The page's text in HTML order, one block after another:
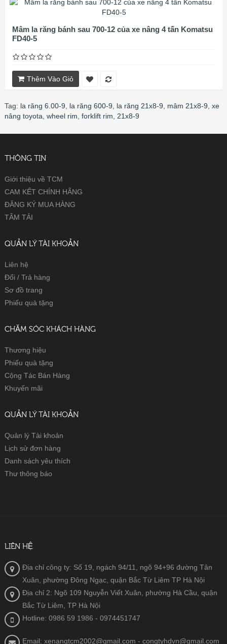
Mâm la răng bánh sau 700-12 của xe nâng 4 tấn Komatsu
FD40-5
Thêm Vào Giỏ
Tag: la răng 6.00-9, la răng 600-9, la răng 21x8-9, mâm 21x8-9, xe
nâng toyota, wheel rim, forklift rim, 21x8-9
THÔNG TIN
Giới thiệu về TCM
CAM KẾT CHÍNH HÃNG
ĐĂNG KÝ MUA HÀNG
TÂM TẢI
QUẢN LÝ TÀI KHOẢN
Liên hệ
Đổi / Trả hàng
Sơ đồ trang
Phiếu quà tặng
CHĂM SÓC KHÁCH HÀNG
Thương hiệu
Phiếu quà tặng
Cộng Tác Bán Hàng
Khuyến mãi
QUẢN LÝ TÀI KHOẢN
Quản lý Tài khoản
Lịch sử đơn hàng
Danh sách yêu thích
Thư thông báo
LIÊN HỆ
Địa chỉ công ty: Số 19, ngách 94/11, ngõ 94+96 đường Tân
Xuân, phường Đông Ngạc, quận Bắc Từ Liêm TP Hà Nội
Địa chỉ 2: Ngõ 109 Nguyễn Viết Xuân, phường Hà Cầu, quận
Bắc Từ Liêm, TP Hà Nội
Hotline: 0986 59 1986 - 0974451747
Email: xenangtcm2002@gmail.com - congtyhdvn@gmail.com